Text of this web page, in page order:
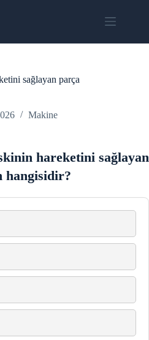
sağlayan parça
Makine
hareketini sağlayan
hangisidir?